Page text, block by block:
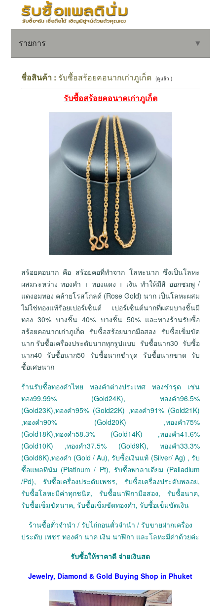
รายการ ▼
ชื่อสินค้า : รับซื้อสร้อยคอนากเก่าภูเก็ต (ดูแล้ว )
รับซื้อสร้อยคอนาคเก่าภูเก็ต
สร้อยคอนาก คือ สร้อยคอที่ทำจาก โลหะนาก ซึ่งเป็นโลหะ
ผสมระหว่าง ทองคำ + ทองแดง + เงิน ทำให้มีสี ออกชมพู /
แดงอมทอง คล้ายโรสโกลด์ (Rose Gold) นาก เป็นโลหะผสม
ไม่ใช่ทองแท้ร้อยเปอร์เซ็นต์ เปอร์เซ็นต์นากที่ผสมบางชิ้นมี
ทอง 30% บางชิ้น 40% บางชิ้น 50% และทางร้านรับซื้อ
สร้อยคอนากเก่าภูเก็ต รับซื้อสร้อยนากมือสอง รับซื้อเข็มขัด
นาก รับซื้อเครื่องประดับนากทุกรูปแบบ รับซื้อนาก30 รับซื้อ
นาก40 รับซื้อนาก50 รับซื้อนากชำรุด รับซื้อนากขาด รับ
ซื้อเศษนาก
ร้านรับซื้อทองคำไทย ทองคำต่างประเทศ ทองชำรุด เช่น
ทอง99.99% (Gold24K), ทองคำ96.5%
(Gold23K),ทองคำ95% (Gold22K) ,ทองคำ91% (Gold21K)
,ทองคำ90% (Gold20K) ,ทองคำ75%
(Gold18K),ทองคำ58.3% (Gold14K) ,ทองคำ41.6%
(Gold10K) ,ทองคำ37.5% (Gold9K), ทองคำ33.3%
(Gold8K),ทองคำ (Gold / Au), รับซื้อเงินแท้ (Silver/ Ag) , รับ
ซื้อแพลทินัม (Platinum / Pt), รับซื้อพาลาเดียม (Palladium
/Pd), รับซื้อเครื่องประดับเพชร, รับซื้อเครื่องประดับพลอย,
รับซื้อโลหะมีค่าทุกชนิด, รับซื้อนาฬิกามือสอง, รับซื้อนาค,
รับซื้อเข็มขัดนาค, รับซื้อเข็มขัดทองคำ, รับซื้อเข็มขัดเงิน
ร้านซื้อตั๋วจำนำ / รับไถ่ถอนตั๋วจำนำ / รับขายฝากเครื่อง
ประดับ เพชร ทองคำ นาค เงิน นาฬิกา และโลหะมีค่าด้วยค่ะ
รับซื้อให้ราคาดี จ่ายเงินสด
Jewelry, Diamond & Gold Buying Shop in Phuket